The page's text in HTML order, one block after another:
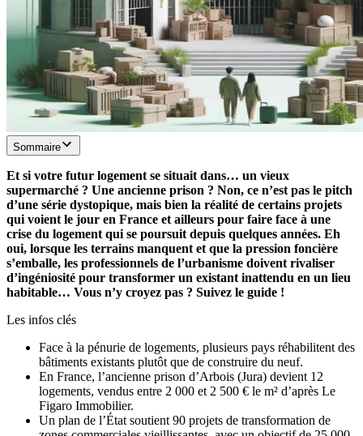
Sommaire
Et si votre futur logement se situait dans… un vieux
supermarché ? Une ancienne prison ? Non, ce n’est pas le pitch
d’une série dystopique, mais bien la réalité de certains projets
qui voient le jour en France et ailleurs pour faire face à une
crise du logement qui se poursuit depuis quelques années. Eh
oui, lorsque les terrains manquent et que la pression foncière
s’emballe, les professionnels de l’urbanisme doivent rivaliser
d’ingéniosité pour transformer un existant inattendu en un lieu
habitable… Vous n’y croyez pas ? Suivez le guide !
Les infos clés
Face à la pénurie de logements, plusieurs pays réhabilitent des
bâtiments existants plutôt que de construire du neuf.
En France, l’ancienne prison d’Arbois (Jura) devient 12
logements, vendus entre 2 000 et 2 500 € le m² d’après Le
Figaro Immobilier.
Un plan de l’État soutient 90 projets de transformation de